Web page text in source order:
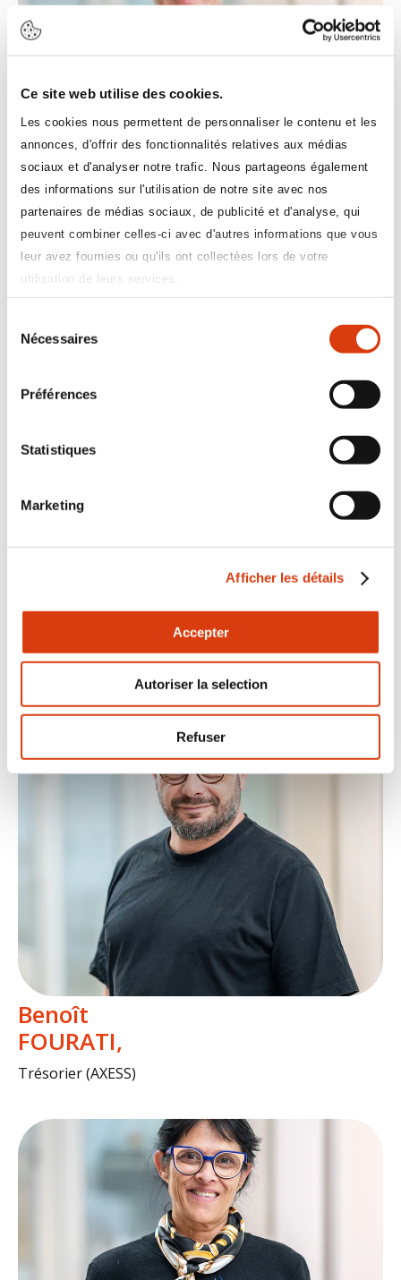
Ce site web utilise des cookies.
Les cookies nous permettent de personnaliser le contenu et les
annonces, d'offrir des fonctionnalités relatives aux médias
sociaux et d'analyser notre trafic. Nous partageons également
des informations sur l'utilisation de notre site avec nos
partenaires de médias sociaux, de publicité et d'analyse, qui
peuvent combiner celles-ci avec d'autres informations que vous
leur avez fournies ou qu'ils ont collectées lors de votre
utilisation de leurs services.
Nécessaires
Préférences
Statistiques
Marketing
Afficher les détails
Accepter
Autoriser la selection
Refuser
Jean-Pierre
MERCIER
Président adjoint (AXESS)
Dider
Benoît
FOURATI
Trésorier (AXESS)